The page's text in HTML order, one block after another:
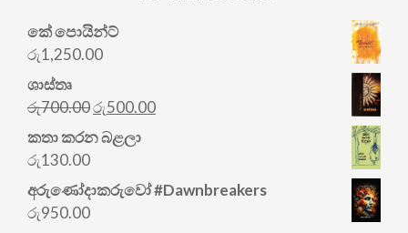
කේ පොයින්ට්
රු1,250.00
ශාස්තෘ
රු700.00Original
price
was:
රු500.00Current
කතා කරන බළලා
රු130.00
අරු‍ණෝදාකරුවෝ #Dawnbreakers
රු950.00